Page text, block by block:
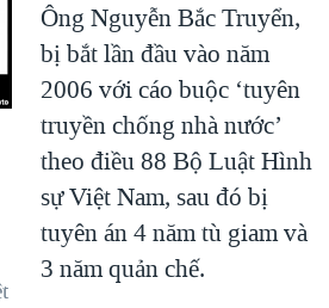
Ông Nguyễn Bắc Truyển,
bị bắt lần đầu vào năm
2006 với cáo buộc ‘tuyên
truyền chống nhà nước’
theo điều 88 Bộ Luật Hình
sự Việt Nam, sau đó bị
tuyên án 4 năm tù giam và
3 năm quản chế.